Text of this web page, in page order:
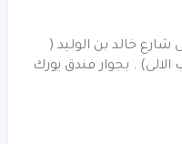
شارع خالد بن الوليد (
. بجوار فندق يورك